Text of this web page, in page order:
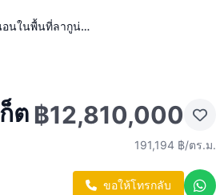
อนในพื้นที่ลากูน่…
ต ฿12,810,000
191,194 ฿/ตร.ม.
ขอให้โทรกลับ